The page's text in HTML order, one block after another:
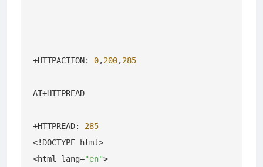
+HTTPACTION: 0,200,285
AT+HTTPREAD
+HTTPREAD: 285
<!DOCTYPE html>
<html lang="en">